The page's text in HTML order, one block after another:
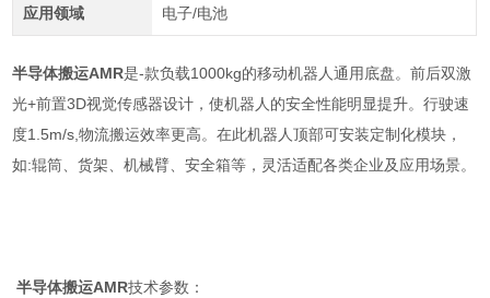
应用领域 电子/电池
半导体搬运AMR是-款负载1000kg的移动机器人通用底盘。前后双激
光+前置3D视觉传感器设计，使机器人的安全性能明显提升。行驶速
度1.5m/s,物流搬运效率更高。在此机器人顶部可安装定制化模块，
如:辊筒、货架、机械臂、安全箱等，灵活适配各类企业及应用场景。
半导体搬运AMR技术参数：